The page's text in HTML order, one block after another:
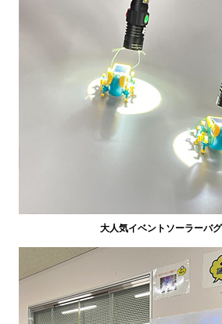
大人気イベントソーラーバ